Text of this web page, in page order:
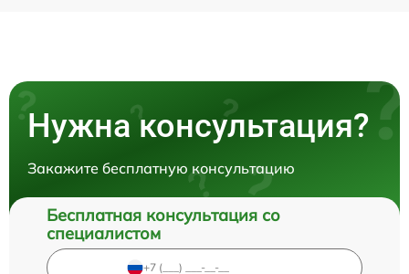
Нужна консультация?
Закажите бесплатную консультацию
Бесплатная консультация со
специалистом